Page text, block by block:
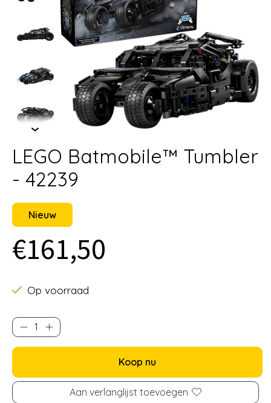
LEGO Batmobile™ Tumbler
- 42239
Nieuw
€161,50
Op voorraad
Koop nu
Aan verlanglijst toevoegen